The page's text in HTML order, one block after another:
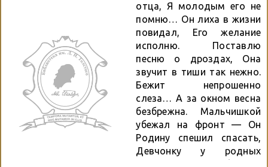
отца, Я молодым его не
помню… Он лиха в жизни
повидал, Его желание
исполню. Поставлю
песню о дроздах, Она
звучит в тиши так нежно.
Бежит непрошенно
слеза… А за окном весна
безбрежна. Мальчишкой
убежал на фронт — Он
Родину спешил спасать,
Девчонку у родных